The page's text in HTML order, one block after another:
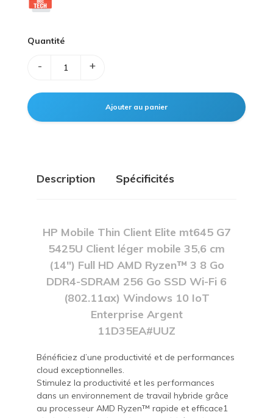
Quantité
- +
Description Spécificités
HP Mobile Thin Client Elite mt645 G7
5425U Client léger mobile 35,6 cm
(14") Full HD AMD Ryzen™ 3 8 Go
DDR4-SDRAM 256 Go SSD Wi-Fi 6
(802.11ax) Windows 10 IoT
Enterprise Argent
11D35EA#UUZ
Bénéficiez d’une productivité et de performances
cloud exceptionnelles.
Stimulez la productivité et les performances
dans un environnement de travail hybride grâce
au processeur AMD Ryzen™ rapide et efficace1